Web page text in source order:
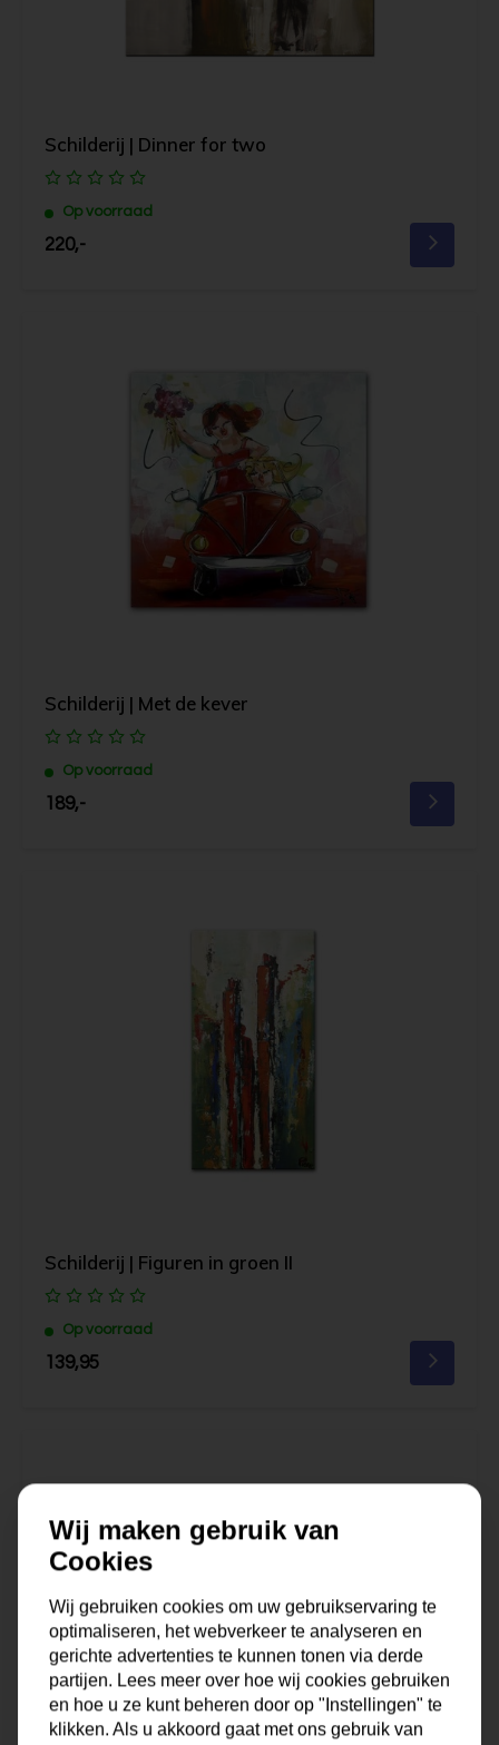
Schilderij | Dinner for two
Op voorraad
220,-
Schilderij | Met de kever
Op voorraad
189,-
Schilderij | Figuren in groen II
Op voorraad
139,95
Wij maken gebruik van
Cookies
Wij gebruiken cookies om uw gebruikservaring te
optimaliseren, het webverkeer te analyseren en
gerichte advertenties te kunnen tonen via derde
partijen. Lees meer over hoe wij cookies gebruiken
en hoe u ze kunt beheren door op "Instellingen" te
klikken. Als u akkoord gaat met ons gebruik van